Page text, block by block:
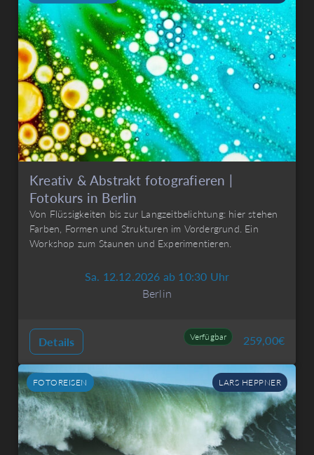
Kreativ & Abstrakt fotografieren |
Fotokurs in Berlin
Von Flüssigkeiten bis zur Langzeitbelichtung: hier stehen
Farben, Formen und Strukturen im Vordergrund. Ein
Workshop zum Staunen und Experimentieren.
Sa. 12.12.2026 ab 10:30 Uhr
Berlin
Details Verfügbar 259,00€
FOTOREISEN LARS HEPPNER